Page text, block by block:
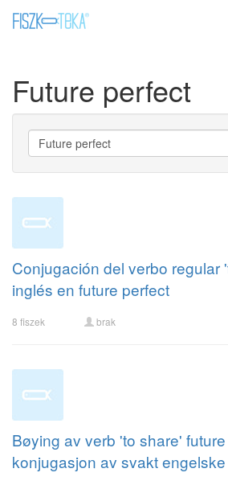
Future perfect
Conjugación del verbo regular
inglés en future perfect
8 fiszek brak
Bøying av verb 'to share'
konjugasjon av svakt